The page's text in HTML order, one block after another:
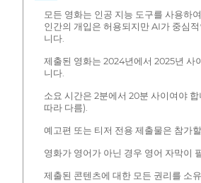
모든 영화는 인공 지능 도구를 사용하
인간의 개입은 허용되지만 AI가 중심
니다.
제출된 영화는 2024년에서 2025년 사
니다.
소요 시간은 2분에서 20분 사이여야
따라 다름).
예고편 또는 티저 전용 제출물은 참가
영화가 영어가 아닌 경우 영어 자막이
제출된 콘텐츠에 대한 모든 권리를 소